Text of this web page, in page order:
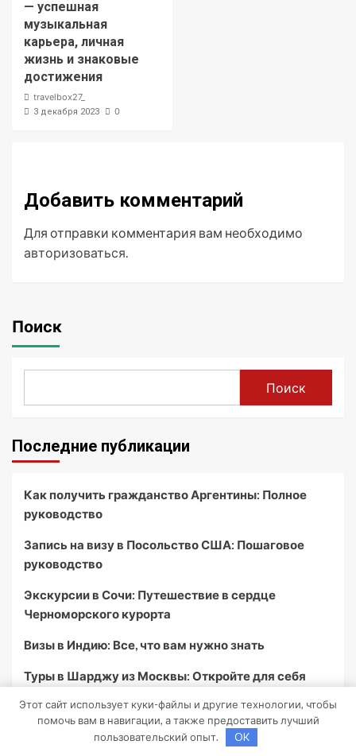
— успешная
музыкальная
карьера, личная
жизнь и знаковые
достижения
travelbox27_
3 декабря 2023 0
Добавить комментарий
Для отправки комментария вам необходимо
авторизоваться.
Поиск
Поиск
Последние публикации
Как получить гражданство Аргентины: Полное
руководство
Запись на визу в Посольство США: Пошаговое
руководство
Экскурсии в Сочи: Путешествие в сердце
Черноморского курорта
Визы в Индию: Все, что вам нужно знать
Туры в Шарджу из Москвы: Откройте для себя
Этот сайт использует куки-файлы и другие технологии, чтобы
помочь вам в навигации, а также предоставить лучший
пользовательский опыт.
OK